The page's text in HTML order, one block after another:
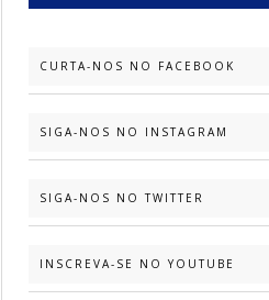
CURTA-NOS NO FACEBOOK
SIGA-NOS NO INSTAGRAM
SIGA-NOS NO TWITTER
INSCREVA-SE NO YOUTUBE